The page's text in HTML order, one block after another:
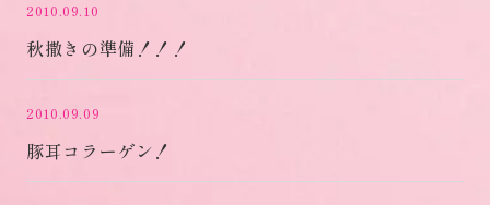
2010.09.10
秋撒きの準備！！！
2010.09.09
豚耳コラーゲン！